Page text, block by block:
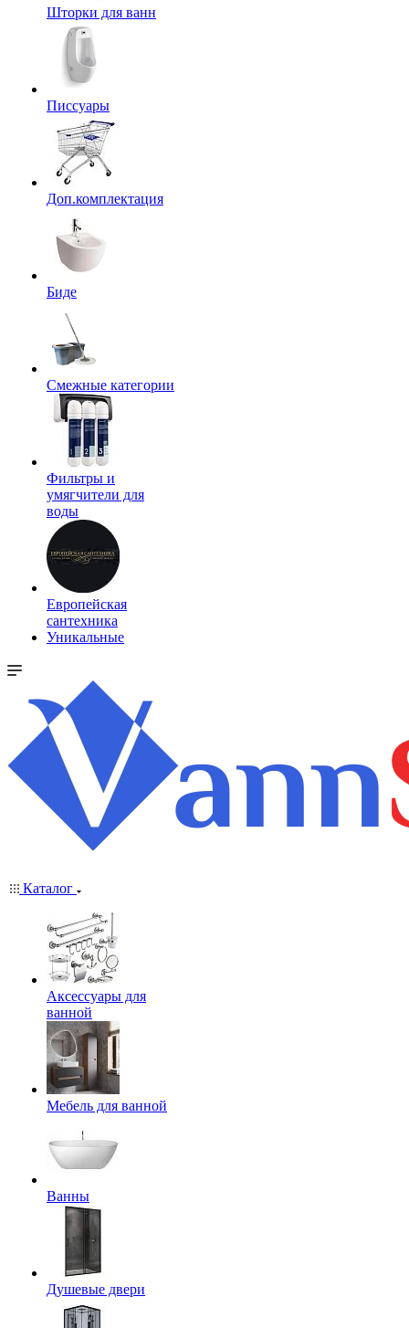
Шторки для ванн
Писсуары
Доп.комплектация
Биде
Смежные категории
Фильтры и
умягчители для
воды
Европейская
сантехника
Уникальные
Каталог
Аксессуары для
ванной
Мебель для ванной
Ванны
Душевые двери